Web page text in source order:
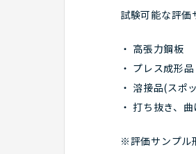
試験可能な評価
高張力鋼板
プレス成形品
溶接品(スポ
打ち抜き、曲
※評価サンプル